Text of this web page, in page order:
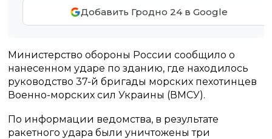
Добавить Гродно 24 в Google
Министерство обороны России сообщило о
нанесенном ударе по зданию, где находилось
руководство 37-й бригады морских пехотинцев
Военно-морских сил Украины (ВМСУ).
По информации ведомства, в результате
ракетного удара были уничтожены три